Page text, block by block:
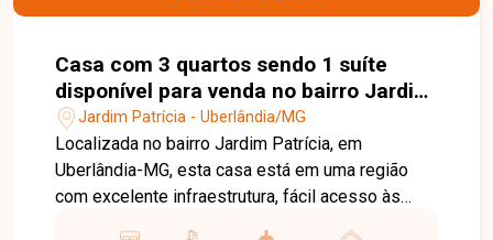
Casa com 3 quartos sendo 1 suíte
disponível para venda no bairro Jardim
Patrícia em Uberlândia-MG
Jardim Patrícia - Uberlândia/MG
Localizada no bairro Jardim Patrícia, em
Uberlândia-MG, esta casa está em uma região
com excelente infraestrutura, fácil acesso às